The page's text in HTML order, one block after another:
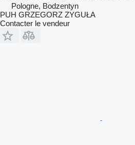
Pologne, Bodzentyn
PUH GRZEGORZ ZYGUŁA
Contacter le vendeur